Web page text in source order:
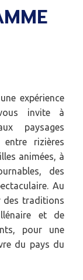
expérience
invite à
paysages
rizières
animées, à
des
Au
des traditions
et de
pour une
du pays du